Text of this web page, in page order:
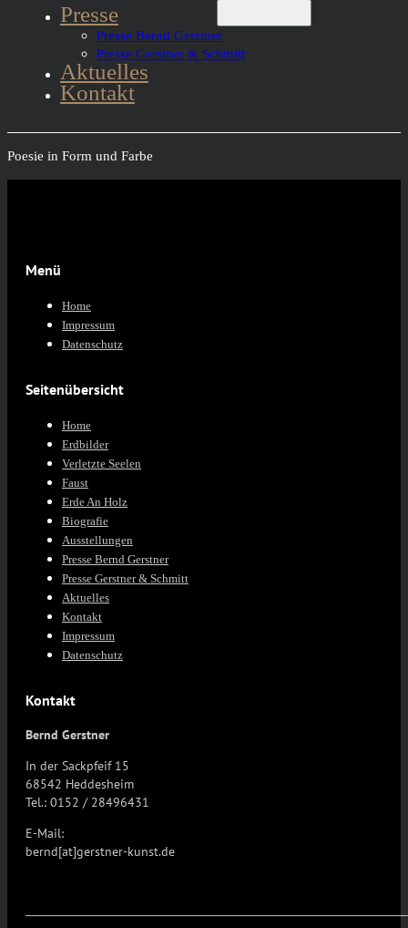
Presse
Presse Bernd Gerstner
Presse Gerstner & Schmitt
Aktuelles
Kontakt
Poesie in Form und Farbe
Menü
Home
Impressum
Datenschutz
Seitenübersicht
Home
Erdbilder
Verletzte Seelen
Faust
Erde An Holz
Biografie
Ausstellungen
Presse Bernd Gerstner
Presse Gerstner & Schmitt
Aktuelles
Kontakt
Impressum
Datenschutz
Kontakt
Bernd Gerstner
In der Sackpfeif 15
68542 Heddesheim
Tel.: 0152 / 28496431
E-Mail:
bernd[at]gerstner-kunst.de